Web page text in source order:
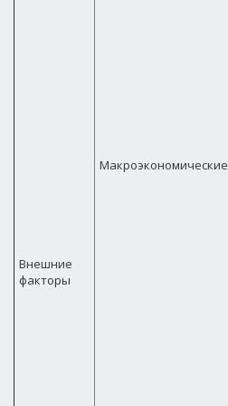
Внешние
факторы
Макроэкономические